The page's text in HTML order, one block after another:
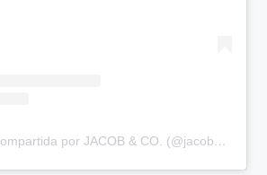
Una publicación compartida por JACOB & CO. (@jacobandco)